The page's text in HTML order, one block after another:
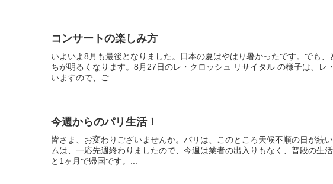
コンサートの楽しみ方
いよいよ8月も最後となりました。日本の夏はやはり暑かったです。でも
ちが明るくなります。8月27日のレ・クロッシュ リサイタル の様子は、レ
いますので、ご...
今週からのパリ生活！
皆さま、お変わりございませんか。パリは、このところ天候不順の日が続
ムは、一応先週終わりましたので、今週は業者の出入りもなく、普段の生
と1ヶ月で帰国です。...